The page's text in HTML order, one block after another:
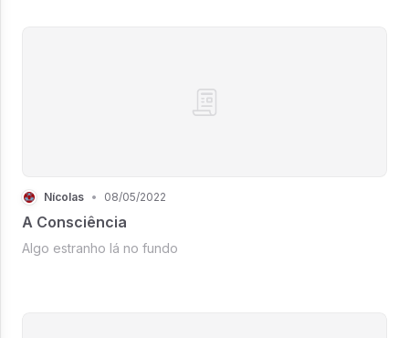
Nícolas • 08/05/2022
A Consciência
Algo estranho lá no fundo